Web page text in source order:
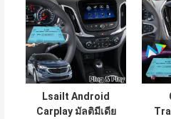
Lsailt Android
Carplay มัลติมีเดีย